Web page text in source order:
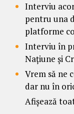
Interviu
pentru una
platforme
Interviu în
Națiune și
Vrem să ne
dar nu în
Afișează